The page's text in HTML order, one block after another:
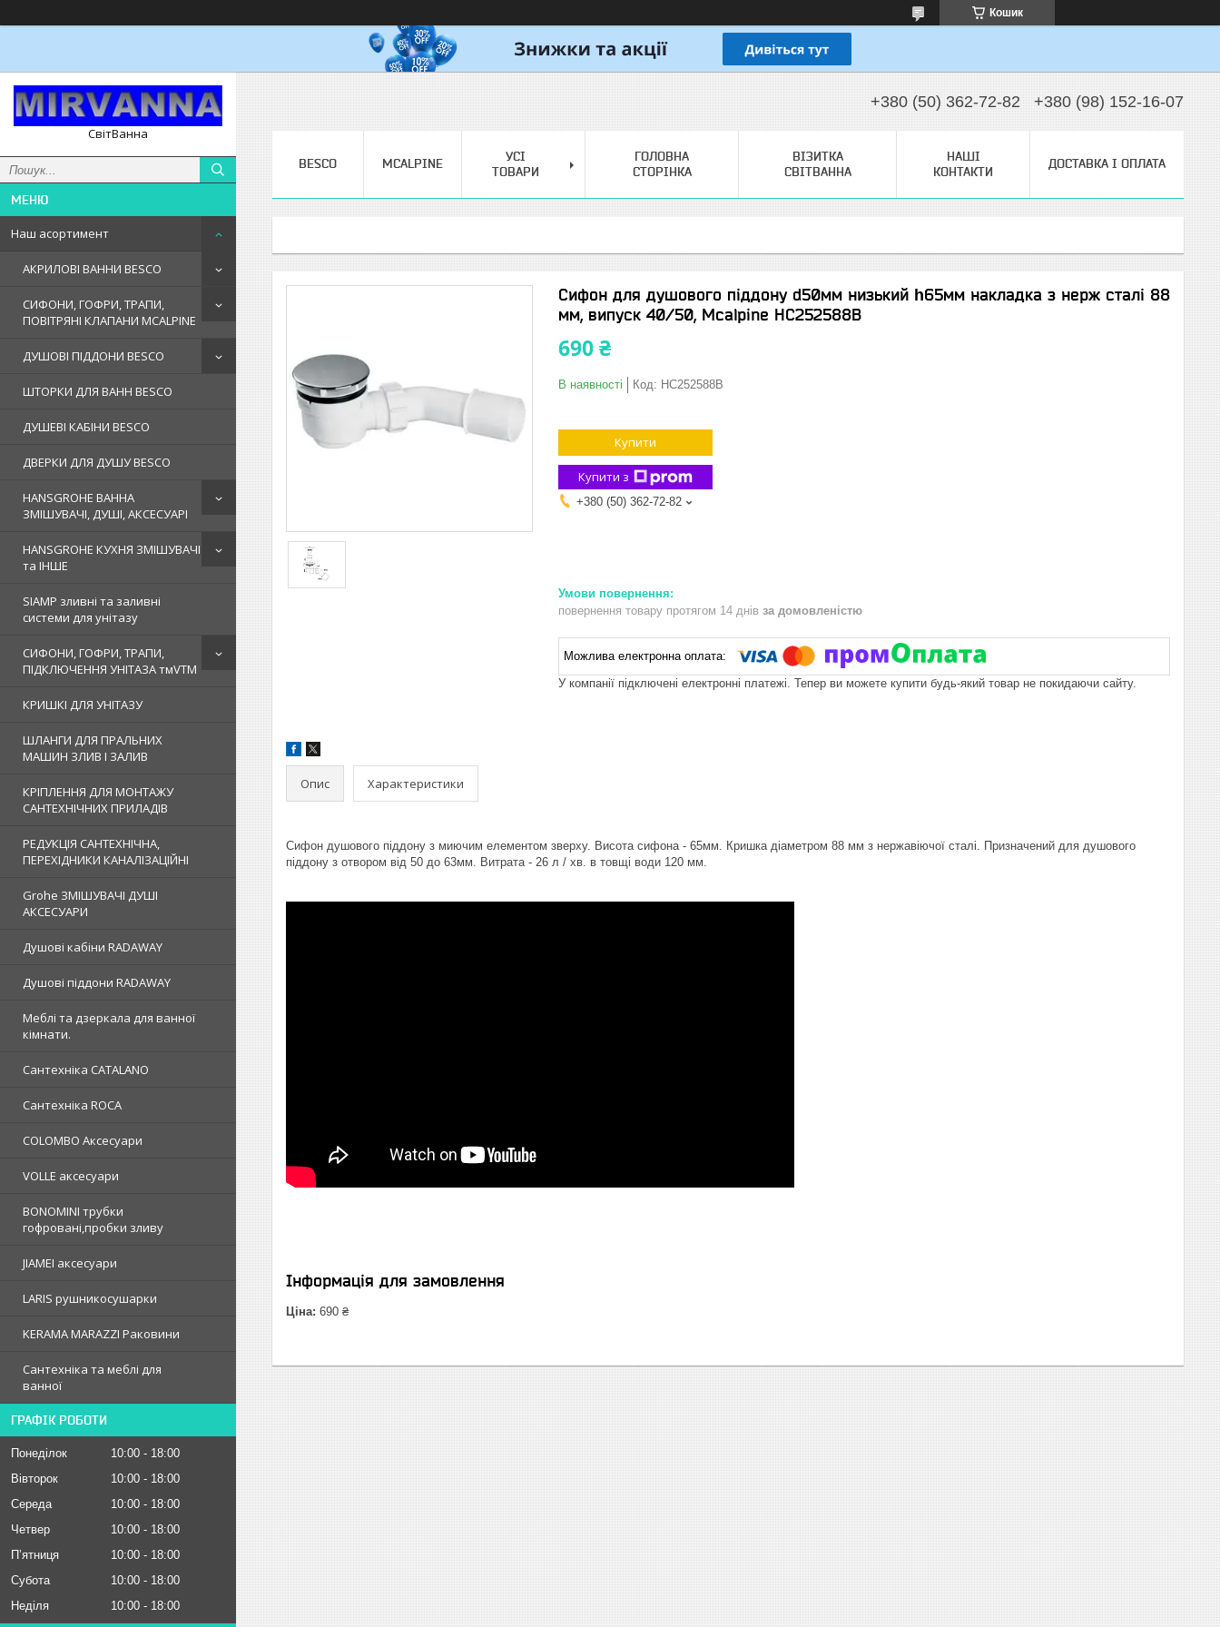
Кошик
СвітВанна
Наш асортимент
АКРИЛОВІ ВАННИ BESCO
СИФОНИ, ГОФРИ, ТРАПИ,
ПОВІТРЯНІ КЛАПАНИ MCALPINE
ДУШОВІ ПІДДОНИ BESCO
ШТОРКИ ДЛЯ ВАНН BESCO
ДУШЕВІ КАБІНИ BESCO
ДВЕРКИ ДЛЯ ДУШУ BESCO
HANSGROHE ВАННА
ЗМІШУВАЧІ, ДУШІ, АКСЕСУАРІ
HANSGROHE КУХНЯ ЗМІШУВАЧІ
та ІНШЕ
SIAMP зливні та заливні
системи для унітазу
СИФОНИ, ГОФРИ, ТРАПИ,
ПІДКЛЮЧЕННЯ УНІТАЗА тмVTM
КРИШКІ ДЛЯ УНІТАЗУ
ШЛАНГИ ДЛЯ ПРАЛЬНИХ
МАШИН ЗЛИВ І ЗАЛИВ
КРІПЛЕННЯ ДЛЯ МОНТАЖУ
САНТЕХНІЧНИХ ПРИЛАДІВ
РЕДУКЦІЯ САНТЕХНІЧНА,
ПЕРЕХІДНИКИ КАНАЛІЗАЦІЙНІ
Grohe ЗМIШУВАЧI ДУШI
АКСЕСУАРИ
Душовi кабiни RADAWAY
Душовi пiддони RADAWAY
Меблi та дзеркала для ванної
кімнати.
Сантехнiка CATALANO
Сантехнiка ROCA
COLOMBO Аксесуари
VOLLE аксесуари
BONOMINI трубки
гофрованi,пробки зливу
JIAMEI аксесуари
LARIS рушникосушарки
KERAMA MARAZZI Раковини
Сантехніка та меблі для
ванної
ГРАФІК РОБОТИ
Понеділок 10:00
18:00
Вівторок
10:00
18:00
Середа
10:00
18:00
Четвер
10:00
18:00
Пʼятниця
10:00
18:00
Субота
10:00
18:00
Неділя
10:00 18:00
+380 (50) 362-72-82 +380 (98) 152-16-07
BESCO MCALPINE
УСІ
ТОВАРИ
ГОЛОВНА
СТОРІНКА
ВІЗИТКА
СВІТВАННА
НАШІ
КОНТАКТИ
ДОСТАВКА І ОПЛАТА
Сифон для душового піддону d50мм низький һ65мм накладка з нерж сталі 88
мм, випуск 40/50, Mcalpine НС252588В
690 ₴
В наявності Код: HC252588B
Купити
Купити з
+380 (50) 362-72-82
повернення товару протягом 14 днів за домовленістю
У компанії підключені електронні платежі. Тепер ви можете купити будь-який товар не покидаючи сайту.
Опис Характеристики
Сифон душового піддону з миючим елементом зверху. Висота сифона - 65мм. Кришка діаметром 88 мм з нержавіючої сталі. Призначений для душового
піддону з отвором від 50 до 63мм. Витрата - 26 л / хв. в товщі води 120 мм.
Інформація для замовлення
Ціна: 690 ₴